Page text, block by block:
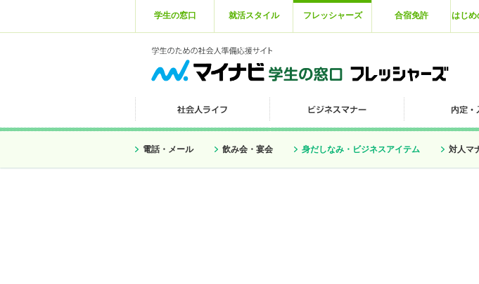
学生の窓口 就活スタイル フレッシャーズ 合宿免許 はじめ
電話・メール 飲み会・宴会 身だしなみ・ビジネスアイテム 対人マ